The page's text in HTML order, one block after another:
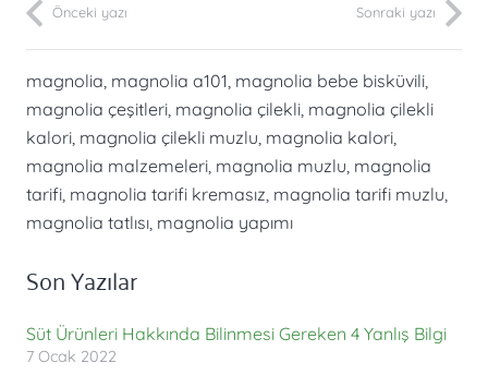
Önceki yazı Sonraki yazı
magnolia magnolia a101 magnolia bebe bisküvili
magnolia çeşitleri magnolia çilekli magnolia çilekli
kalori magnolia çilekli muzlu magnolia kalori
magnolia malzemeleri magnolia muzlu magnolia
tarifi magnolia tarifi kremasız magnolia tarifi muzlu
magnolia tatlısı magnolia yapımı
Son Yazılar
Süt Ürünleri Hakkında Bilinmesi Gereken 4 Yanlış Bilgi
7 Ocak 2022